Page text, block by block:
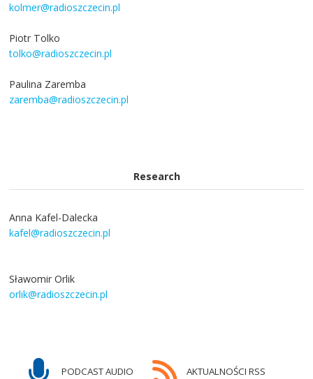
kolmer@radioszczecin.pl
Piotr Tolko
tolko@radioszczecin.pl
Paulina Zaremba
zaremba@radioszczecin.pl
Research
Anna Kafel-Dalecka
kafel@radioszczecin.pl
Sławomir Orlik
orlik@radioszczecin.pl
PODCAST AUDIO AKTUALNOŚCI RSS